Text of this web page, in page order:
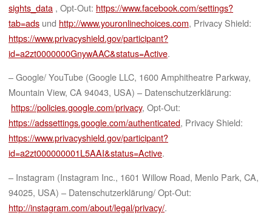
sights_data , Opt-Out: https://www.facebook.com/settings?
tab=ads und http://www.youronlinechoices.com, Privacy Shield:
https://www.privacyshield.gov/participant?
id=a2zt0000000GnywAAC&status=Active.
– Google/ YouTube (Google LLC, 1600 Amphitheatre Parkway,
Mountain View, CA 94043, USA) – Datenschutzerklärung:
https://policies.google.com/privacy, Opt-Out:
https://adssettings.google.com/authenticated, Privacy Shield:
https://www.privacyshield.gov/participant?
id=a2zt000000001L5AAI&status=Active.
– Instagram (Instagram Inc., 1601 Willow Road, Menlo Park, CA,
94025, USA) – Datenschutzerklärung/ Opt-Out:
http://instagram.com/about/legal/privacy/.